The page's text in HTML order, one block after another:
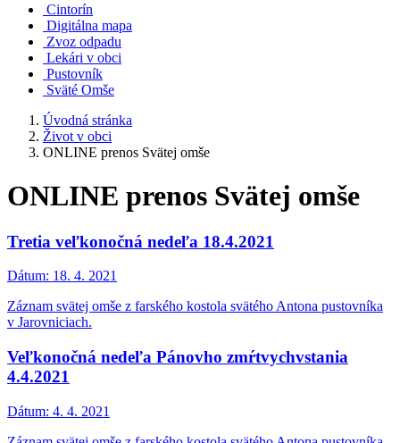
Cintorín
Digitálna mapa
Zvoz odpadu
Lekári v obci
Pustovník
Sväté Omše
Úvodná stránka
Život v obci
ONLINE prenos Svätej omše
ONLINE prenos Svätej omše
Tretia veľkonočná nedeľa 18.4.2021
Dátum: 18. 4. 2021
Záznam svätej omše z farského kostola svätého Antona pustovníka
v Jarovniciach.
Veľkonočná nedeľa Pánovho zmŕtvychvstania
4.4.2021
Dátum: 4. 4. 2021